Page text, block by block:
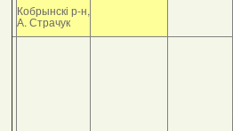
Кобрынскі р-н,
А. Страчук